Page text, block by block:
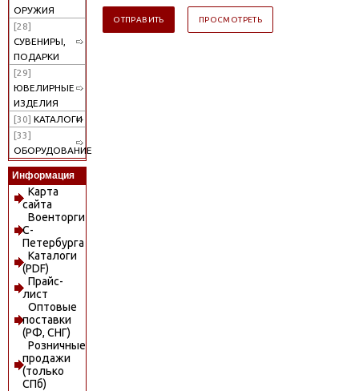
ОРУЖИЯ
[28]
СУВЕНИРЫ,
ПОДАРКИ
[29]
ЮВЕЛИРНЫЕ
ИЗДЕЛИЯ
[30] КАТАЛОГИ
[33]
ОБОРУДОВАНИЕ
Информация
Карта
сайта
Военторги
С-
Петербурга
Каталоги
(PDF)
Прайс-
лист
Оптовые
поставки
(РФ, СНГ)
Розничные
продажи
(только
СПб)